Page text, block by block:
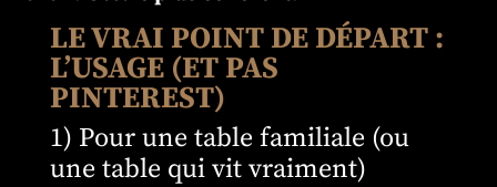
LE VRAI POINT DE DÉPART :
L’USAGE (ET PAS
PINTEREST)
1) Pour une table familiale (ou
une table qui vit vraiment)